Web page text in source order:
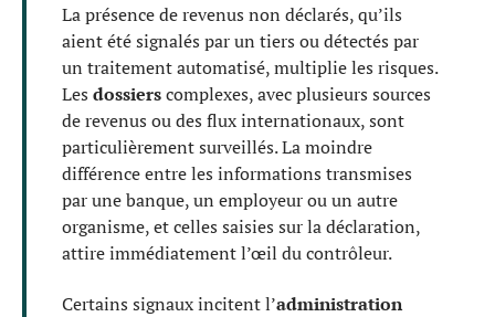
La présence de revenus non déclarés, qu’ils
aient été signalés par un tiers ou détectés par
un traitement automatisé, multiplie les risques.
Les dossierscomplexes, avec plusieurs sources
de revenus ou des flux internationaux, sont
particulièrement surveillés. La moindre
différence entre les informations transmises
par une banque, un employeur ou un autre
organisme, et celles saisies sur la déclaration,
attire immédiatement l’œil du contrôleur.
Certains signaux incitent l’administration